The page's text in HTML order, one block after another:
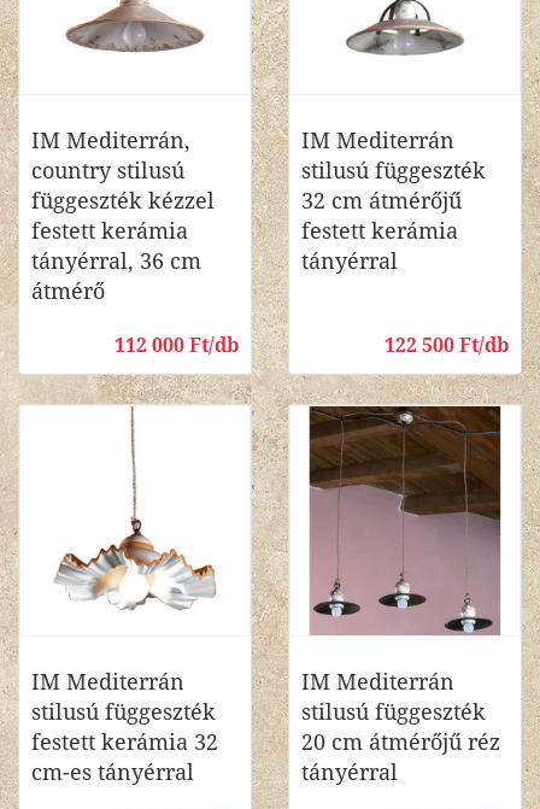
IM Mediterrán,
country stilusú
függeszték kézzel
festett kerámia
tányérral, 36 cm
átmérő
112 000 Ft/db
IM Mediterrán
stilusú függeszték
32 cm átmérőjű
festett kerámia
tányérral
122 500 Ft/db
IM Mediterrán
stilusú függeszték
festett kerámia 32
cm-es tányérral
IM Mediterrán
stilusú függeszték
20 cm átmérőjű réz
tányérral